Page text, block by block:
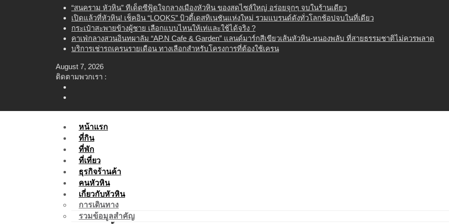
“สนคราม หัวหิน” ทีเด็ดซีฟู้ดใจกลางเมืองหัวหิน ของสดไซส์ใหญ่ อร่อยจุกๆ จบในร้านเดียว
เปิดแล้วที่หัวหิน! เช็คอิน “LOOKS” บิวตี้เดสทิเนชันแห่งใหม่ รวมแบรนด์ดังทั่วโลกช้อปจบในที่เดียว
กระเป๋าสะพายข้างผู้ชาย เลือกแบบไหนให้เท่และใช้ได้จริง ?
คาเฟ่กลางสวนอินทผาลัม “AP.N Cafe & Garden” แลนด์มาร์กสีเขียวเส้นหัวหิน-หนองพลับ ที่สายธรรมชาติไม่ควรพลาด
บริการเช่ารถเครนรายเดือน ทางเลือกสำหรับโครงการที่ต้องใช้เครน
August 7, 2026
ติดตามพวกเรา :
หน้าแรก
ที่กิน
ที่พัก
ที่เที่ยว
ธุรกิจร้านค้า
คนหัวหิน
เกี่ยวกับหัวหิน
การเดินทาง
รวมข้อมูลสำคัญ